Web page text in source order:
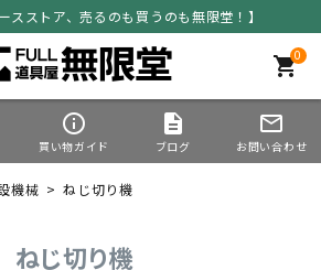
スストア、売るのも買うのも無限堂！】
0
shopping_cart
info_outline
買い物ガイド
description
ブログ
mail_outline
お問い合わせ
機械 ねじ切り機
ねじ切り機